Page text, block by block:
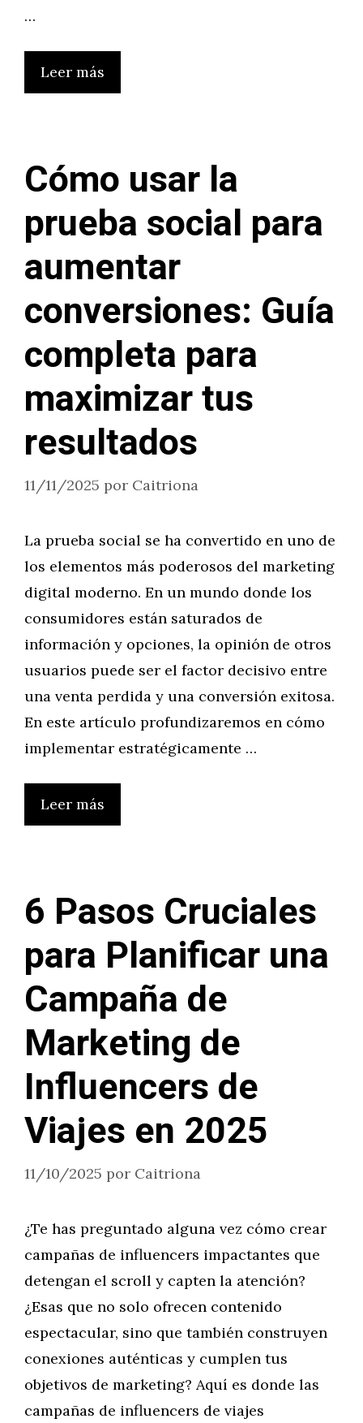
…
Leer más
Cómo usar la
prueba social para
aumentar
conversiones: Guía
completa para
maximizar tus
resultados
11/11/2025 por Caitriona
La prueba social se ha convertido en uno de
los elementos más poderosos del marketing
digital moderno. En un mundo donde los
consumidores están saturados de
información y opciones, la opinión de otros
usuarios puede ser el factor decisivo entre
una venta perdida y una conversión exitosa.
En este artículo profundizaremos en cómo
implementar estratégicamente …
Leer más
6 Pasos Cruciales
para Planificar una
Campaña de
Marketing de
Influencers de
Viajes en 2025
11/10/2025 por Caitriona
¿Te has preguntado alguna vez cómo crear
campañas de influencers impactantes que
detengan el scroll y capten la atención?
¿Esas que no solo ofrecen contenido
espectacular, sino que también construyen
conexiones auténticas y cumplen tus
objetivos de marketing? Aquí es donde las
campañas de influencers de viajes